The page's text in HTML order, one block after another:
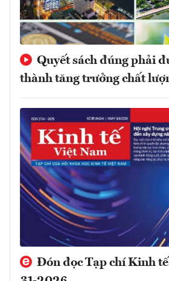
Quyết sách đúng phải
thành tăng trưởng chất
Đón đọc Tạp chí Kinh